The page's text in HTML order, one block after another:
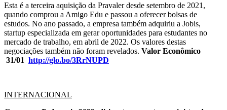
Esta é a terceira aquisição da Pravaler desde setembro de 2021,
quando comprou a Amigo Edu e passou a oferecer bolsas de
estudos. No ano passado, a empresa também adquiriu a Jobis,
startup especializada em gerar oportunidades para estudantes no
mercado de trabalho, em abril de 2022. Os valores destas
negociações também não foram revelados. Valor Econômico
31/01 http://glo.bo/3RrNUPD
INTERNACIONAL